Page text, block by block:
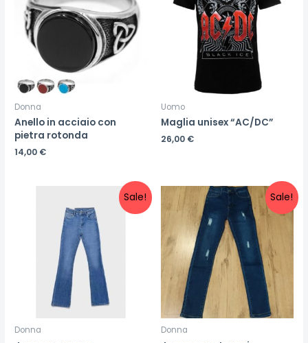
Donna
Anello in acciaio con
pietra rotonda
14,00 €
Uomo
Maglia unisex “AC/DC”
26,00 €
Sale!
Donna
Sale!
Donna